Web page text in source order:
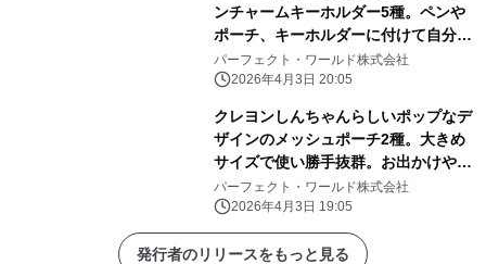
ンチャームキーホルダー5種。ペンや
ポーチ、キーホルダーに付けて自分だ
けのアレンジしよう
パーフェクト・ワールド株式会社
2026年4月3日 20:05
クレヨンしんちゃんらしいポップなデ
ザインのメッシュポーチ2種。大きめ
サイズで使い勝手抜群。お出かけや旅
行にぜひ！
パーフェクト・ワールド株式会社
2026年4月3日 19:05
発行者のリリースをもっと見る